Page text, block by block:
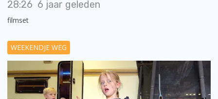
28:26 6 jaar geleden
filmset
WEEKENDJE WEG